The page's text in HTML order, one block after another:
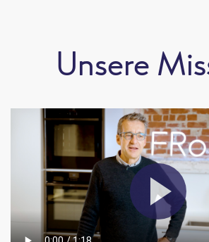
Unsere